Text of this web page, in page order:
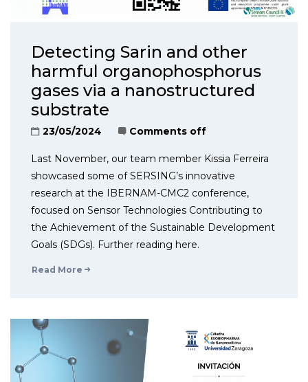
Detecting Sarin and other
harmful organophosphorus
gases via a nanostructured
substrate
23/05/2024 Comments off
Last November, our team member Kissia Ferreira
showcased some of SERSING’s innovative
research at the IBERNAM-CMC2 conference,
focused on Sensor Technologies Contributing to
the Achievement of the Sustainable Development
Goals (SDGs). Further reading here.
Read More